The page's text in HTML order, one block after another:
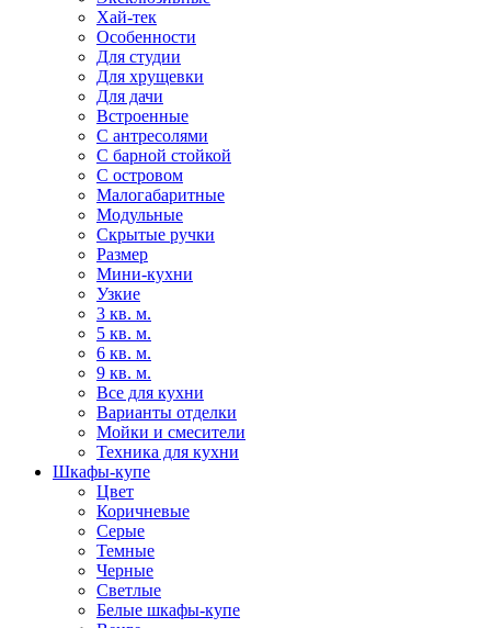
Хай-тек
Особенности
Для студии
Для хрущевки
Для дачи
Встроенные
С антресолями
С барной стойкой
С островом
Малогабаритные
Модульные
Скрытые ручки
Размер
Мини-кухни
Узкие
3 кв. м.
5 кв. м.
6 кв. м.
9 кв. м.
Все для кухни
Варианты отделки
Мойки и смесители
Техника для кухни
Шкафы-купе
Цвет
Коричневые
Серые
Темные
Черные
Светлые
Белые шкафы-купе